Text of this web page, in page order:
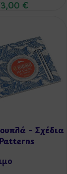
€
– Σχέδια